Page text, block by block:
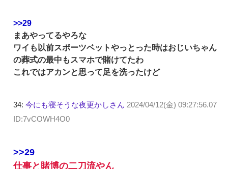
>>29
まあやってるやろな
ワイも以前スポーツベットやっとった時はおじいちゃん
の葬式の最中もスマホで賭けてたわ
これではアカンと思って足を洗ったけど
34: 今にも寝そうな夜更かしさん 2024/04/12(金) 09:27:56.07
ID:7vCOWH4O0
>>29
仕事と賭博の二刀流やん